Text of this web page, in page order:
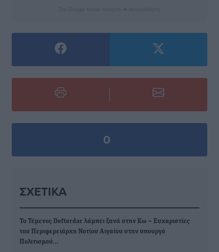
0
ΣΧΕΤΙΚΆ
Το Τέμενος Defterdar λάμπει ξανά στην Κω – Ευχαριστίες
του Περιφερειάρχη Νοτίου Αιγαίου στην υπουργό
Πολιτισμού…